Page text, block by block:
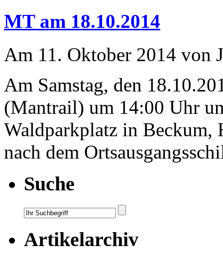
MT am 18.10.2014
Am 11. Oktober 2014 von
Am Samstag, den
(Mantrail) um 14:00 Uhr
Waldparkplatz in Beckum,
nach dem
Suche
Artikelarchiv